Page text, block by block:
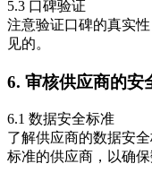
5.3 口碑验证
注意验证口碑的真实
见的。
6. 审核供应商的安
6.1 数据安全标准
了解供应商的数据安
标准的供应商，以确保